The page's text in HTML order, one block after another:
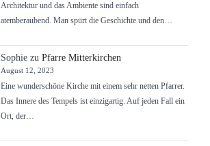
Architektur und das Ambiente sind einfach
atemberaubend. Man spürt die Geschichte und den…
Sophie zuPfarre Mitterkirchen
August 12, 2023
Eine wunderschöne Kirche mit einem sehr netten Pfarrer.
Das Innere des Tempels ist einzigartig. Auf jeden Fall ein
Ort, der…